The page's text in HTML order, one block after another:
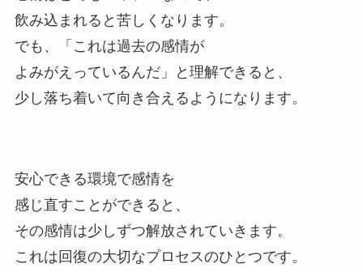
飲み込まれると苦しくなります。
でも、「これは過去の感情が
よみがえっているんだ」と理解できると、
少し落ち着いて向き合えるようになります。
安心できる環境で感情を
感じ直すことができると、
その感情は少しずつ解放されていきます。
これは回復の大切なプロセスのひとつです。